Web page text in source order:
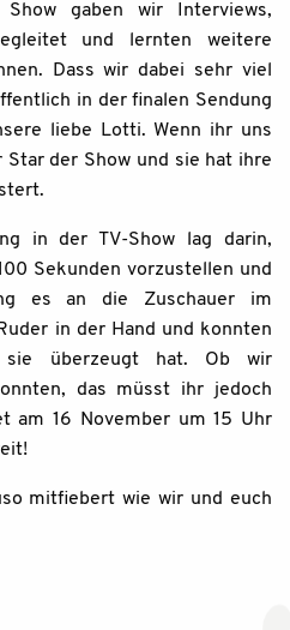
gaben wir Interviews,
und lernten weitere
Dass wir dabei sehr viel
in der finalen Sendung
liebe Lotti. Wenn ihr uns
der Show und sie hat ihre
in der TV-Show lag darin,
Sekunden vorzustellen und
es an die Zuschauer im
in der Hand und konnten
sie überzeugt hat. Ob wir
das müsst ihr jedoch
am 16 November um 15 Uhr
mitfiebert wie wir und euch